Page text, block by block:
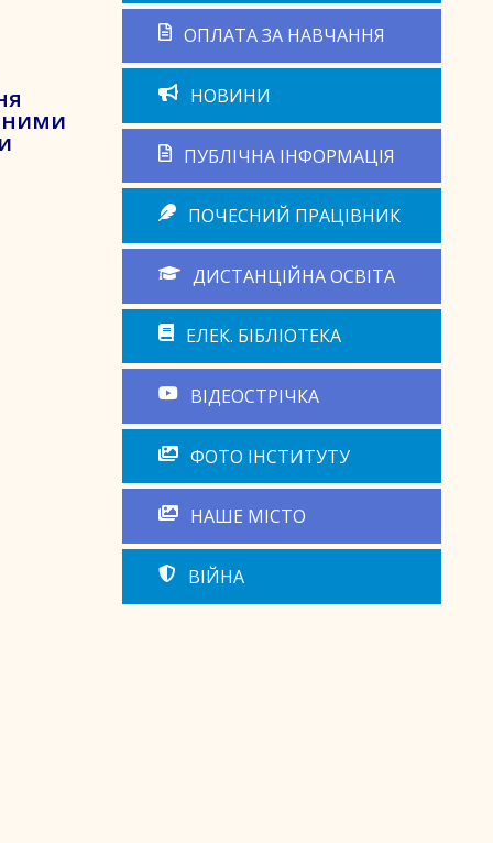
ОПЛАТА ЗА НАВЧАННЯ
НОВИНИ
ПУБЛІЧНА ІНФОРМАЦІЯ
ПОЧЕСНИЙ ПРАЦІВНИК
ДИСТАНЦІЙНА ОСВІТА
ЕЛЕК. БІБЛІОТЕКА
ВІДЕОСТРІЧКА
ФОТО ІНСТИТУТУ
НАШЕ МІСТО
ВІЙНА